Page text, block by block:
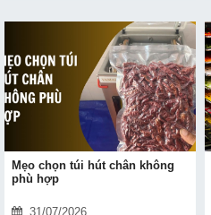
Mẹo chọn túi hút chân không
phù hợp
31/07/2026